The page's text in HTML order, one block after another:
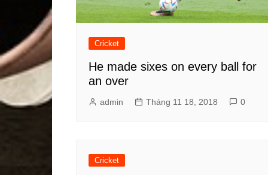
Cricket
He made sixes on every ball for
an over
admin Tháng 11 18, 2018 0
Cricket